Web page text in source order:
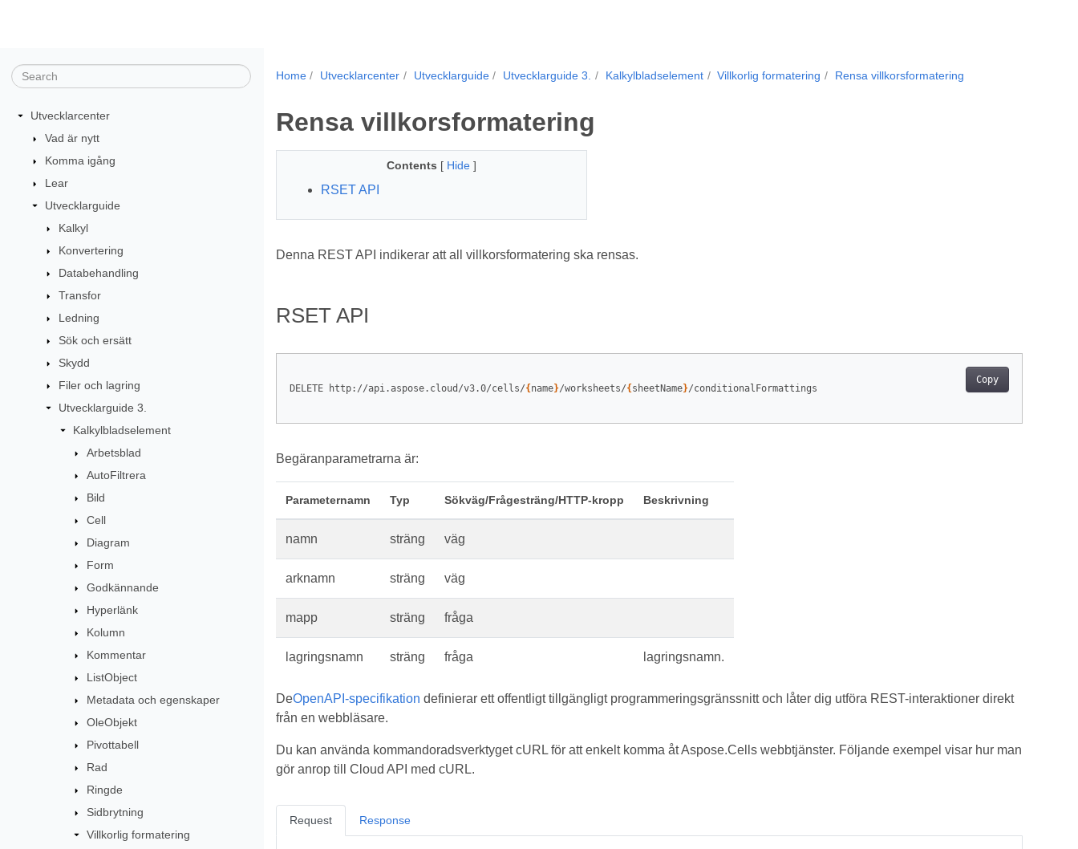
Utvecklarcenter
Vad är nytt
Komma igång
Lear
Utvecklarguide
Kalkyl
Konvertering
Databehandling
Transfor
Ledning
Sök och ersätt
Skydd
Filer och lagring
Utvecklarguide 3.
Kalkylbladselement
Arbetsblad
AutoFiltrera
Bild
Cell
Diagram
Form
Godkännande
Hyperlänk
Kolumn
Kommentar
ListObject
Metadata och egenskaper
OleObjekt
Pivottabell
Rad
Ringde
Sidbrytning
Villkorlig formatering
Home Utvecklarcenter Utvecklarguide Utvecklarguide 3. Kalkylbladselement Villkorlig formatering Rensa villkorsformatering
Rensa villkorsformatering
Contents [ Hide ]
RSET API
Denna REST API indikerar att all villkorsformatering ska rensas.
RSET API
Copy
DELETE http://api.aspose.cloud/v3.0/cells/{ name}/worksheets/{ sheetName}/conditionalFormattings
Begäranparametrarna är:
Parameternamn Typ Sökväg/Frågesträng/HTTP-kropp Beskrivning
namn sträng väg
arknamn sträng väg
mapp sträng fråga
lagringsnamn sträng fråga lagringsnamn.
DeOpenAPI-specifikation definierar ett offentligt tillgängligt programmeringsgränssnitt och låter dig utföra REST-interaktioner direkt
från en webbläsare.
Du kan använda kommandoradsverktyget cURL för att enkelt komma åt Aspose.Cells webbtjänster. Följande exempel visar hur man
gör anrop till Cloud API med cURL.
Request Response